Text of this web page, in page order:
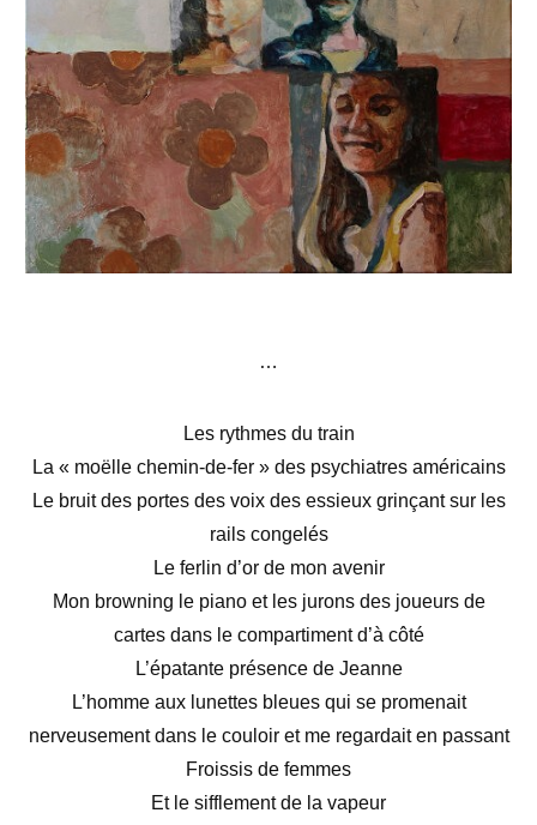
…
Les rythmes du train
La « moëlle chemin-de-fer » des psychiatres américains
Le bruit des portes des voix des essieux grinçant sur les
rails congelés
Le ferlin d’or de mon avenir
Mon browning le piano et les jurons des joueurs de
cartes dans le compartiment d’à côté
L’épatante présence de Jeanne
L’homme aux lunettes bleues qui se promenait
nerveusement dans le couloir et me regardait en passant
Froissis de femmes
Et le sifflement de la vapeur